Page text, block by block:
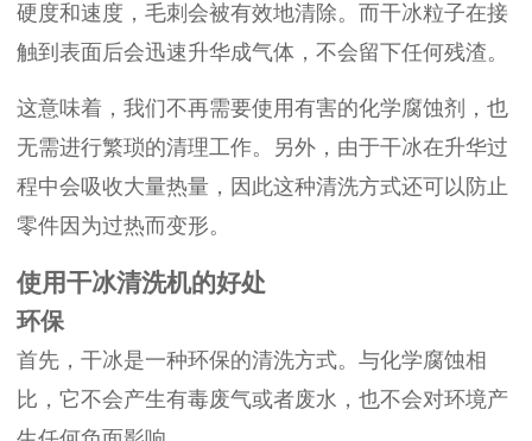
硬度和速度，毛刺会被有效地清除。而干冰粒子在接
触到表面后会迅速升华成气体，不会留下任何残渣。
这意味着，我们不再需要使用有害的化学腐蚀剂，也
无需进行繁琐的清理工作。另外，由于干冰在升华过
程中会吸收大量热量，因此这种清洗方式还可以防止
零件因为过热而变形。
使用干冰清洗机的好处
环保
首先，干冰是一种环保的清洗方式。与化学腐蚀相
比，它不会产生有毒废气或者废水，也不会对环境产